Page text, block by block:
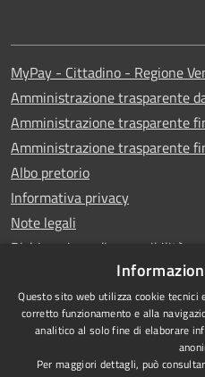
MyPay - Cittadino - Regione
Amministrazione trasparente
Amministrazione trasparente
Amministrazione trasparente
Albo pretorio
Informativa privacy
Note legali
Dichiarazione di accessibilità
RSS
Accessibilità
Questo sito web utilizza cookie
corretto funzionamento e alla
analitico al solo fine di elaborare
Per maggiori dettagli, può